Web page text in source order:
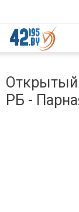
MAIN
14 ,
2017
Открытый
РБ -